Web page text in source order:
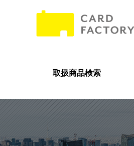
取扱商品検索